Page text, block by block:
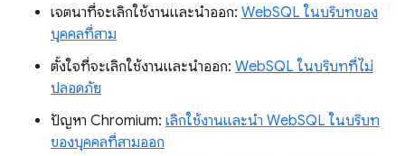
เจตนาที่จะเลิกใช้งานและนําออก: WebSQL ในบริบทของ
บุคคลที่สาม
ตั้งใจที่จะเลิกใช้งานและนําออก: WebSQL ในบริบทที่ไม่
ปลอดภัย
ปัญหา Chromium: เลิกใช้งานและนํา WebSQL ในบริบท
ของบุคคลที่สามออก